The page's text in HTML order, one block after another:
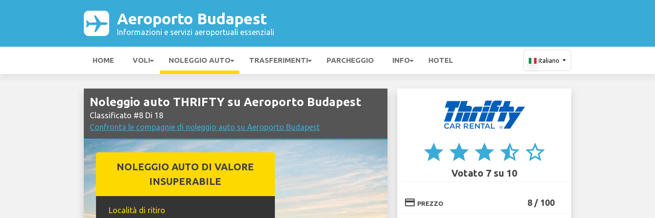
Aeroporto Budapest
Informazioni e servizi aeroportuali essenziali
HOME VOLI NOLEGGIO AUTO TRASFERIMENTI PARCHEGGIO INFO HOTEL italiano
Noleggio auto THRIFTY su Aeroporto Budapest
Classificato #8 Di 18
Confronta le compagnie di noleggio auto su Aeroporto Budapest
NOLEGGIO AUTO DI VALORE
INSUPERABILE
Località di ritiro
star star star star_half star_border
Votato 7 su 10
credit_card PREZZO 8 / 100